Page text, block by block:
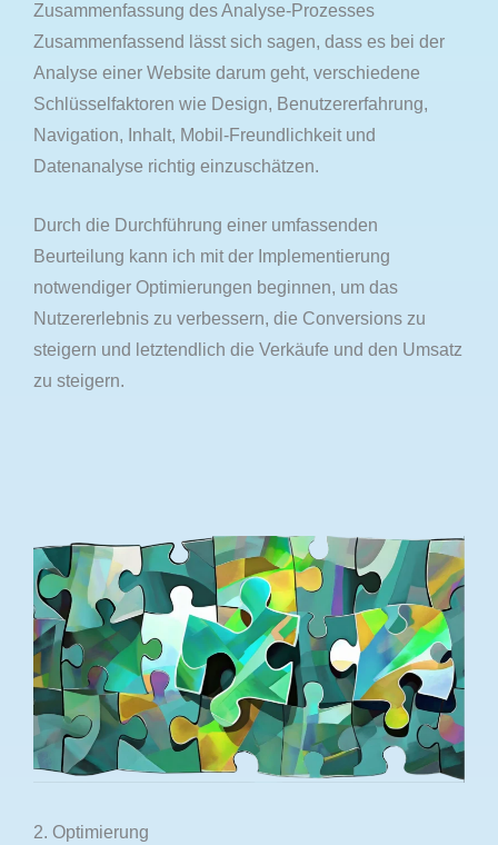
Zusammenfassung des Analyse-Prozesses
Zusammenfassend lässt sich sagen, dass es bei der
Analyse einer Website darum geht, verschiedene
Schlüsselfaktoren wie Design, Benutzererfahrung,
Navigation, Inhalt, Mobil-Freundlichkeit und
Datenanalyse richtig einzuschätzen.
Durch die Durchführung einer umfassenden
Beurteilung kann ich mit der Implementierung
notwendiger Optimierungen beginnen, um das
Nutzererlebnis zu verbessern, die Conversions zu
steigern und letztendlich die Verkäufe und den Umsatz
zu steigern.
2. Optimierung